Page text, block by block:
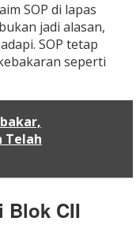
SOP di lapas
jadi alasan,
SOP tetap
seperti
Telah
Blok CII